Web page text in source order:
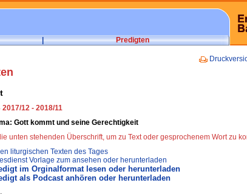
| Predigten
12 - 2018/11
Gott kommt und seine Gerechtigkeit
unten stehenden Überschrift, um zu Text oder gesprochenem Wort zu
liturgischen Texten des Tages
Vorlage zum ansehen oder herunterladen
im Orginalformat lesen oder herunterladen
als Podcast anhören oder herunterladen